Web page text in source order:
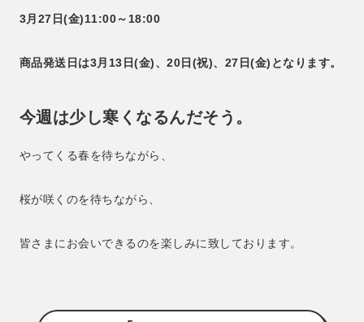
3月27日(金)11:00～18:00
商品発送日は3月13日(金)、20日(祝)、27日(金)となります。
今週は少し寒くなるんだそう。
やってくる春を待ちながら、
桜が咲くのを待ちながら、
皆さまにお会いできるのを楽しみに致しております。